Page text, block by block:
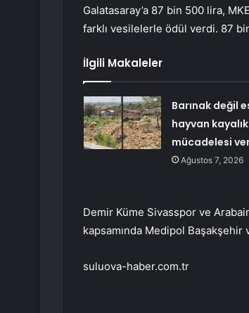
Galatasaray’a 87 bin 500 lira,
farklı vesilelerle ödül verdi. 87
İlgili Makaleler
Barınak değil
hayvan
mücadelesi
Ağustos 7, 2026
Demir Küme Sivasspor ve
kapsamında Medipol Başakşehir
suluova-haber.com.tr